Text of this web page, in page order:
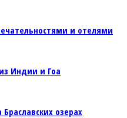
и отелями
Индии и Гоа
озерах